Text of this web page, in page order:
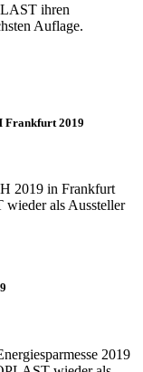
ihren
Auflage.
Frankfurt 2019
2019 in Frankfurt
als Aussteller
2019